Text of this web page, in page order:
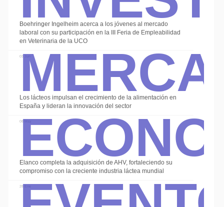
Boehringer Ingelheim acerca a los jóvenes al mercado
laboral con su participación en la III Feria de Empleabilidad
en Veterinaria de la UCO
03 Jun
Los lácteos impulsan el crecimiento de la alimentación en
España y lideran la innovación del sector
08 May
Elanco completa la adquisición de AHV, fortaleciendo su
compromiso con la creciente industria láctea mundial
28 Ene